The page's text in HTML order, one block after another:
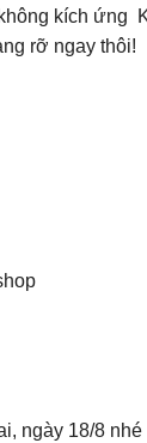
kích ứng
rỡ ngay thôi!
ngày 18/8 nhé